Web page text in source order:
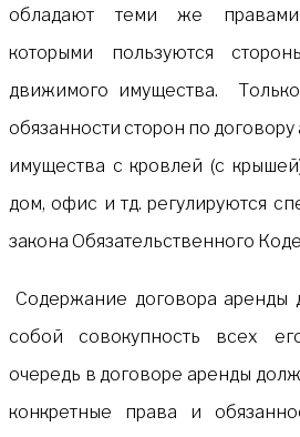
обладают теми же правами
которыми пользуются
движимого имущества.
обязанности сторон по
имущества с кровлей (с
дом, офис и тд. регулируются
закона Обязательственного
Содержание договора аренды
собой совокупность всех
очередь в договоре аренды
конкретные права и